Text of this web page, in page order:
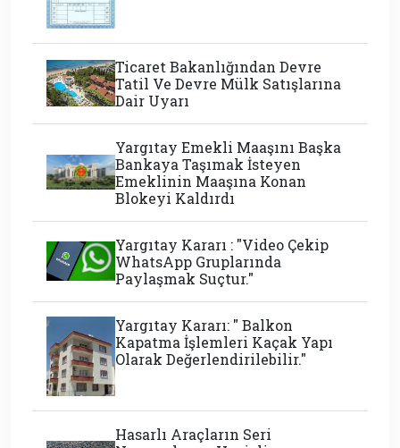
Ticaret Bakanlığından Devre
Tatil Ve Devre Mülk Satışlarına
Dair Uyarı
Yargıtay Emekli Maaşını Başka
Bankaya Taşımak İsteyen
Emeklinin Maaşına Konan
Blokeyi Kaldırdı
Yargıtay Kararı : "Video Çekip
WhatsApp Gruplarında
Paylaşmak Suçtur."
Yargıtay Kararı: " Balkon
Kapatma İşlemleri Kaçak Yapı
Olarak Değerlendirilebilir."
Hasarlı Araçların Seri